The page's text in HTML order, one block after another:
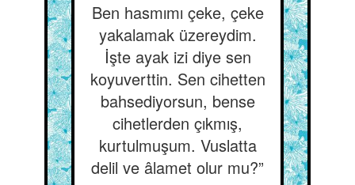
Ben hasmımı çeke, çeke
yakalamak üzereydim.
İşte ayak izi diye sen
koyuverttin. Sen cihetten
bahsediyorsun, bense
cihetlerden çıkmış,
kurtulmuşum. Vuslatta
delil ve âlamet olur mu?”